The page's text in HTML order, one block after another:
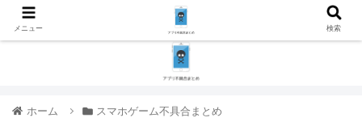
ホーム スマホゲーム不具合まとめ
メニュー 検索